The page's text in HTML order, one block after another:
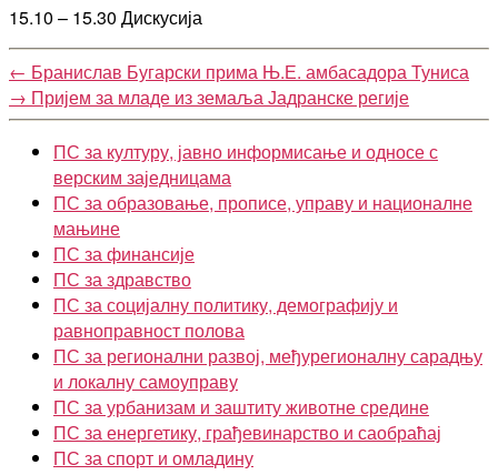
15.10 – 15.30 Дискусија
← Бранислав Бугарски прима Њ.Е. амбасадора Туниса
→ Пријем за младе из земаља Јадранске регије
ПС за културу, јавно информисање и односе с
верским заједницама
ПС за образовање, прописе, управу и националне
мањине
ПС за финансије
ПС за здравство
ПС за социјалну политику, демографију и
равноправност полова
ПС за регионални развој, међурегионалну сарадњу
и локалну самоуправу
ПС за урбанизам и заштиту животне средине
ПС за енергетику, грађевинарство и саобраћај
ПС за спорт и омладину